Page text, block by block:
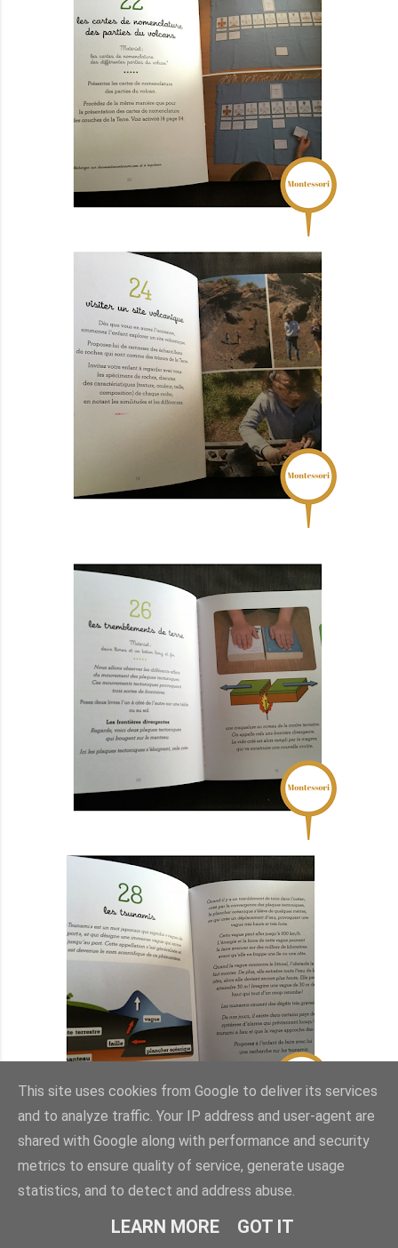
Les activités nécessitent du matériel simple
(par exemple deux livres pour le tremblement de
réaliser en autonomie.
This site uses cookies from Google to deliver its services
and to analyze traffic. Your IP address and user-agent are
shared with Google along with performance and security
metrics to ensure quality of service, generate usage
statistics, and to detect and address abuse.
LEARN MORE GOT IT